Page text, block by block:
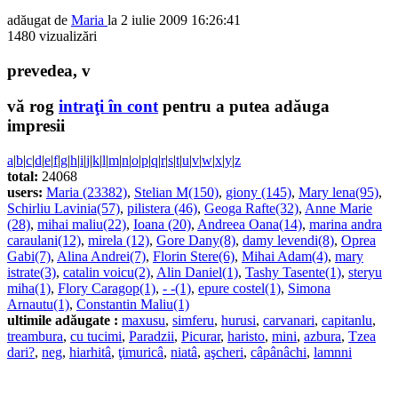
adăugat de Maria la 2 iulie 2009 16:26:41
1480 vizualizări
prevedea, v
vă rog intraţi în contpentru a putea adăuga
impresii
a|b|c|d|e|f|g|h|i|j|k|l|m|n|o|p|q|r|s|t|u|v|w|x|y|z
total: 24068
users: Maria (23382), Stelian M(150), giony (145), Mary lena(95),
Schirliu Lavinia(57), pilistera (46), Geoga Rafte(32), Anne Marie
(28), mihai maliu(22), Ioana (20), Andreea Oana(14), marina andra
caraulani(12), mirela (12), Gore Dany(8), damy levendi(8), Oprea
Gabi(7), Alina Andrei(7), Florin Stere(6), Mihai Adam(4), mary
istrate(3), catalin voicu(2), Alin Daniel(1), Tashy Tasente(1), steryu
miha(1), Flory Caragop(1), - -(1), epure costel(1), Simona
Arnautu(1), Constantin Maliu(1)
ultimile adăugate : maxusu, simferu, hurusi, carvanari, capitanlu,
treambura, cu tucimi, Paradzii, Picurar, haristo, mini, azbura, Tzea
dari?, neg, hiarhitâ, ţimuricâ, niatâ, aşcheri, câpânâchi, lamnni